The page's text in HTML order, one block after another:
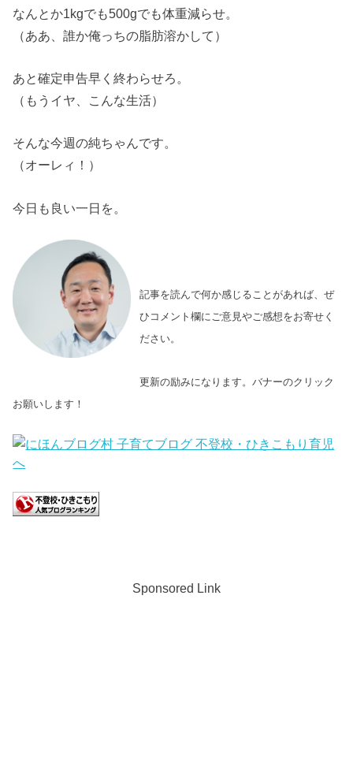
なんとか1kgでも500gでも体重減らせ。
（ああ、誰か俺っちの脂肪溶かして）
あと確定申告早く終わらせろ。
（もうイヤ、こんな生活）
そんな今週の純ちゃんです。
（オーレィ！）
今日も良い一日を。
記事を読んで何か感じることがあれば、ぜ
ひコメント欄にご意見やご感想をお寄せく
ださい。
更新の励みになります。バナーのクリック
お願いします！
Sponsored Link